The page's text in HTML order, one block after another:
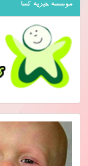
موسسه خیریه کسا